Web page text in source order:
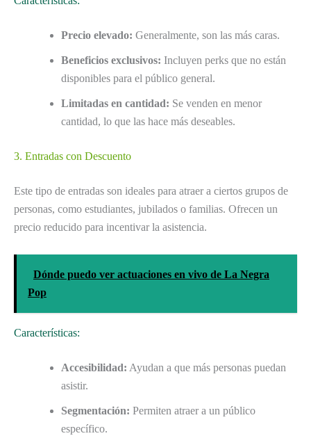
Precio elevado: Generalmente, son las más caras.
Beneficios exclusivos: Incluyen perks que no están
disponibles para el público general.
Limitadas en cantidad: Se venden en menor
cantidad, lo que las hace más deseables.
3. Entradas con Descuento
Este tipo de entradas son ideales para atraer a ciertos grupos de
personas, como estudiantes, jubilados o familias. Ofrecen un
precio reducido para incentivar la asistencia.
Dónde puedo ver actuaciones en vivo de La Negra
Pop
Características:
Accesibilidad: Ayudan a que más personas puedan
asistir.
Segmentación: Permiten atraer a un público
específico.